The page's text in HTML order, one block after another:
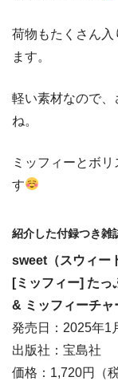
荷物もたくさん
ます。
軽い素材なので
ね。
ミッフィーとボ
す
紹介した付録つき雑
sweet（スウィー
[ミッフィー] た
& ミッフィーチャ
発売日：2025年1
出版社：宝島社
価格：1,720円（税